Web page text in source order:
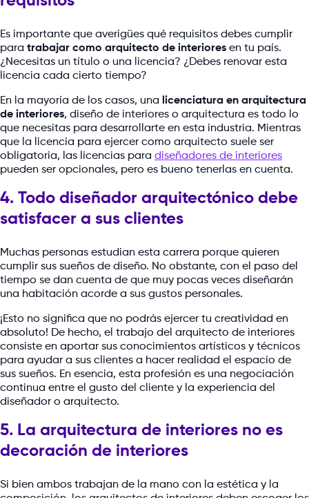
Es importante que averigües qué requisitos debes cumplir
para trabajar como arquitecto de interiores en tu país.
¿Necesitas un título o una licencia? ¿Debes renovar esta
licencia cada cierto tiempo?
En la mayoría de los casos, una licenciatura en arquitectura
de interiores, diseño de interiores o arquitectura es todo lo
que necesitas para desarrollarte en esta industria. Mientras
que la licencia para ejercer como arquitecto suele ser
obligatoria, las licencias para diseñadores de interiores
pueden ser opcionales, pero es bueno tenerlas en cuenta.
4. Todo diseñador arquitectónico debe
satisfacer a sus clientes
Muchas personas estudian esta carrera porque quieren
cumplir sus sueños de diseño. No obstante, con el paso del
tiempo se dan cuenta de que muy pocas veces diseñarán
una habitación acorde a sus gustos personales.
¡Esto no significa que no podrás ejercer tu creatividad en
absoluto! De hecho, el trabajo del arquitecto de interiores
consiste en aportar sus conocimientos artísticos y técnicos
para ayudar a sus clientes a hacer realidad el espacio de
sus sueños. En esencia, esta profesión es una negociación
continua entre el gusto del cliente y la experiencia del
diseñador o arquitecto.
5. La arquitectura de interiores no es
decoración de interiores
Si bien ambos trabajan de la mano con la estética y la